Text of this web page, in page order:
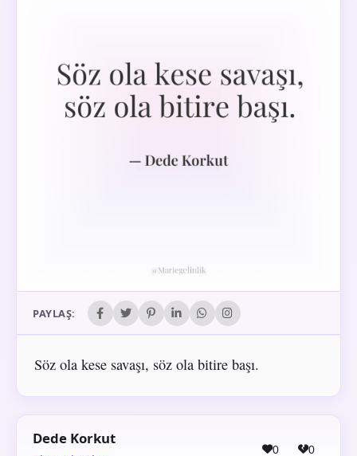
PAYLAŞ:
Söz ola kese savaşı, söz ola bitire başı.
Dede Korkut
0 0